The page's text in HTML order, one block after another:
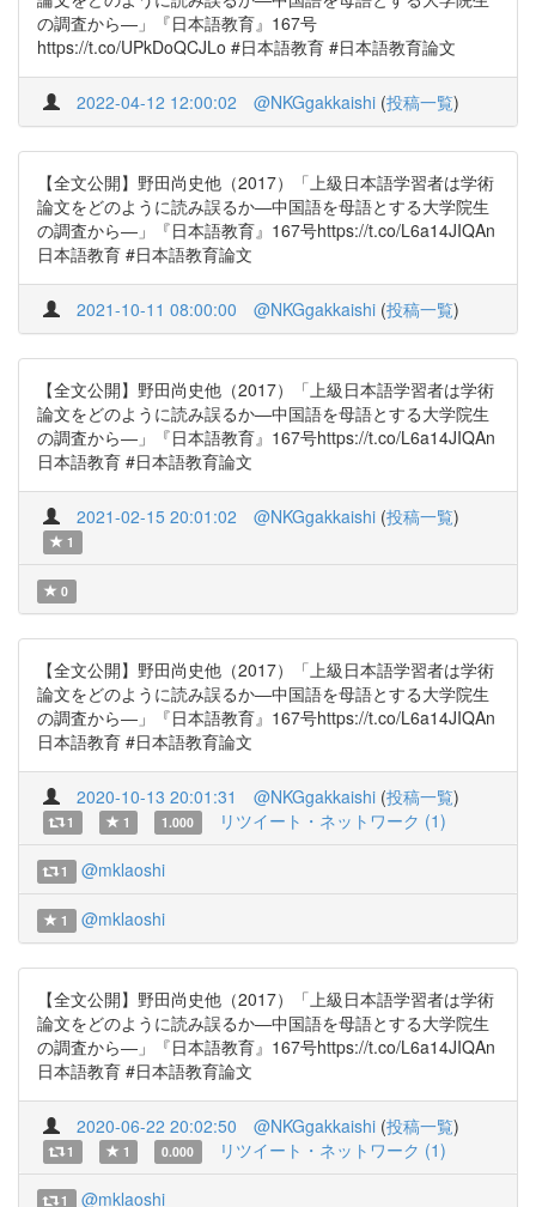
の調査から―」『日本語教育』167号
https://t.co/UPkDoQCJLo #日本語教育 #日本語教育論文
2022-04-12 12:00:02 @NKGgakkaishi (投稿一覧)
【全文公開】野田尚史他（2017）「上級日本語学習者は学術
論文をどのように読み誤るか―中国語を母語とする大学院生
の調査から―」『日本語教育』167号https://t.co/L6a14JIQAn
日本語教育 #日本語教育論文
2021-10-11 08:00:00 @NKGgakkaishi (投稿一覧)
【全文公開】野田尚史他（2017）「上級日本語学習者は学術
論文をどのように読み誤るか―中国語を母語とする大学院生
の調査から―」『日本語教育』167号https://t.co/L6a14JIQAn
日本語教育 #日本語教育論文
2021-02-15 20:01:02 @NKGgakkaishi (投稿一覧)
1
0
【全文公開】野田尚史他（2017）「上級日本語学習者は学術
論文をどのように読み誤るか―中国語を母語とする大学院生
の調査から―」『日本語教育』167号https://t.co/L6a14JIQAn
日本語教育 #日本語教育論文
2020-10-13 20:01:31 @NKGgakkaishi (投稿一覧)
1 1 1.000 リツイート・ネットワーク (1)
1 @mklaoshi
1 @mklaoshi
【全文公開】野田尚史他（2017）「上級日本語学習者は学術
論文をどのように読み誤るか―中国語を母語とする大学院生
の調査から―」『日本語教育』167号https://t.co/L6a14JIQAn
日本語教育 #日本語教育論文
2020-06-22 20:02:50 @NKGgakkaishi (投稿一覧)
1 1 0.000 リツイート・ネットワーク (1)
1 @mklaoshi